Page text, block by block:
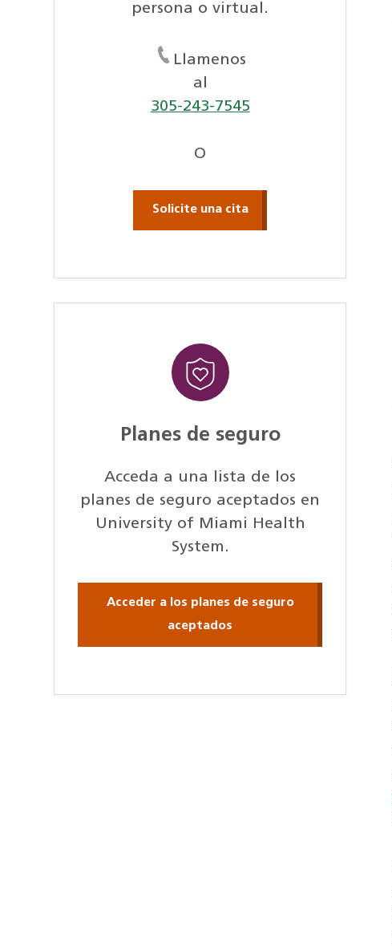
persona o virtual.
Llamenos
al
305-243-7545
O
Solicite una cita
Planes de seguro
Acceda a una lista de los
planes de seguro aceptados en
University of Miami Health
System.
Acceder a los planes de seguro
aceptados